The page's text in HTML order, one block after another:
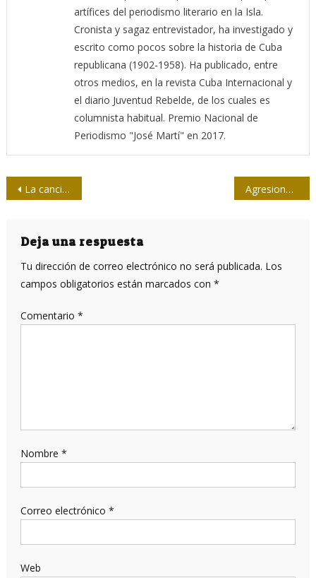
artífices del periodismo literario en la Isla.
Cronista y sagaz entrevistador, ha investigado y
escrito como pocos sobre la historia de Cuba
republicana (1902-1958). Ha publicado, entre
otros medios, en la revista Cuba Internacional y
el diario Juventud Rebelde, de los cuales es
columnista habitual. Premio Nacional de
Periodismo "José Martí" en 2017.
Navegación
entradas
La canción en la cultura cubana Agresiones yanquis a Cuba o el Octubre más largo del mundo
Deja una respuesta
Tu dirección de correo electrónico no será publicada. Los
campos obligatorios están marcados con *
Comentario *
Nombre *
Correo electrónico *
Web